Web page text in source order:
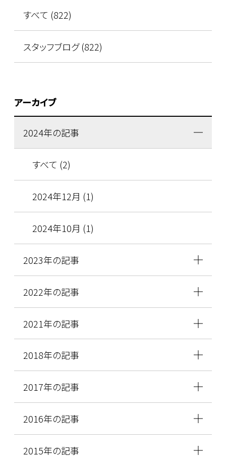
すべて (822)
スタッフブログ (822)
アーカイブ
2024年の記事
すべて (2)
2024年12月 (1)
2024年10月 (1)
2023年の記事
2022年の記事
2021年の記事
2018年の記事
2017年の記事
2016年の記事
2015年の記事